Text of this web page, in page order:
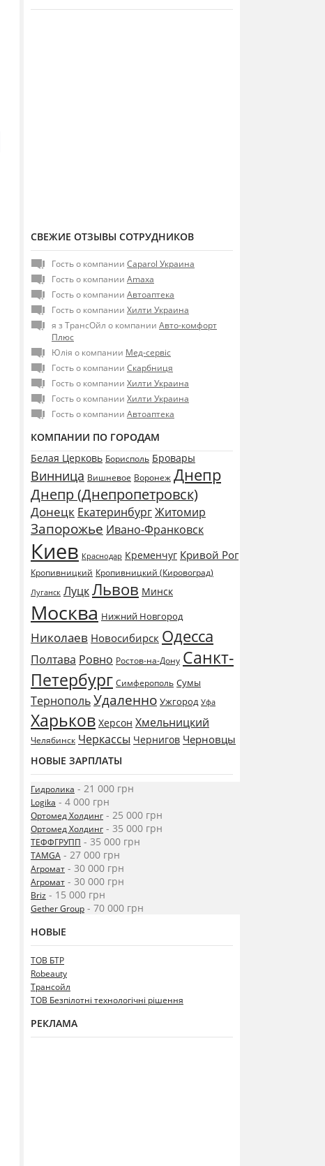
СВЕЖИЕ ОТЗЫВЫ СОТРУДНИКОВ
Гость о компании Caparol Украина
Гость о компании Amaxa
Гость о компании Автоаптека
Гость о компании Хилти Украина
я з ТрансОйл о компании Авто-комфорт
Плюс
Юлія о компании Мед-сервіс
Гость о компании Скарбниця
Гость о компании Хилти Украина
Гость о компании Хилти Украина
Гость о компании Автоаптека
КОМПАНИИ ПО ГОРОДАМ
Белая Церковь Борисполь Бровары
Винница Вишневое Воронеж Днепр
Днепр (Днепропетровск)
Донецк ЕкатеринбургЖитомир
Запорожье Ивано-Франковск
Киев Краснодар Кременчуг Кривой Рог
Кропивницкий Кропивницкий (Кировоград)
Луганск ЛуцкЛьвов Минск
Москва Нижний Новгород
Николаев Новосибирск Одесса
Полтава Ровно Ростов-на-Дону Санкт-
Петербург Симферополь Сумы
ТернопольУдаленно Ужгород Уфа
Харьков Херсон Хмельницкий
Челябинск Черкассы Чернигов Черновцы
НОВЫЕ ЗАРПЛАТЫ
Гидролика - 21 000 грн
Logika - 4 000 грн
Ортомед Холдинг - 25 000 грн
Ортомед Холдинг - 35 000 грн
ТЕФФГРУПП - 35 000 грн
TAMGA - 27 000 грн
Агромат - 30 000 грн
Агромат - 30 000 грн
Briz - 15 000 грн
Gether Group - 70 000 грн
НОВЫЕ
ТОВ БТР
Robeauty
Трансойл
ТОВ Безпілотні технологічні рішення
РЕКЛАМА